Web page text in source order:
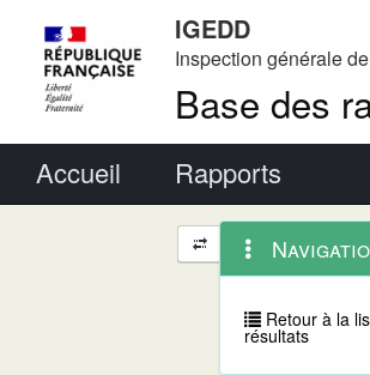
IGEDD
Inspection générale
Base des
Accueil Rapports
Navigation
et
outils
annexes
contextuel
Retour à la
résultats